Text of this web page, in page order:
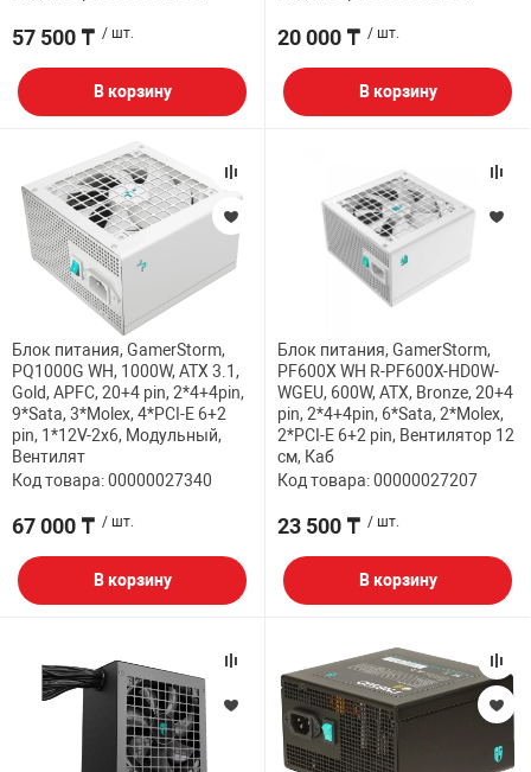
57 500 ₸ / шт.
В корзину
20 000 ₸ / шт.
В корзину
Блок питания, GamerStorm,
PQ1000G WH, 1000W, ATX 3.1,
Gold, APFC, 20+4 pin, 2*4+4pin,
9*Sata, 3*Molex, 4*PCI-E 6+2
pin, 1*12V-2x6, Модульный,
Вентилят
Код товара: 00000027340
67 000 ₸ / шт.
В корзину
Блок питания, GamerStorm,
PF600X WH R-PF600X-HD0W-
WGEU, 600W, ATX, Bronze, 20+4
pin, 2*4+4pin, 6*Sata, 2*Molex,
2*PCI-E 6+2 pin, Вентилятор 12
см, Каб
Код товара: 00000027207
23 500 ₸ / шт.
В корзину